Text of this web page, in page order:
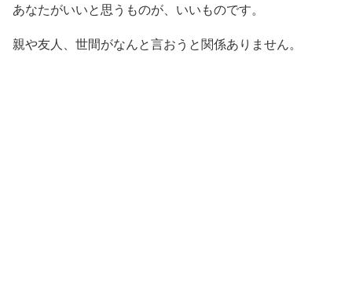
あなたがいいと思うものが、いいものです。
親や友人、世間がなんと言おうと関係ありません。